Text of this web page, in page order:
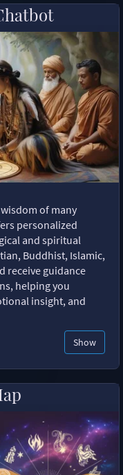
of many
personalized
and spiritual
Buddhist, Islamic,
receive guidance
helping you
insight, and
Show